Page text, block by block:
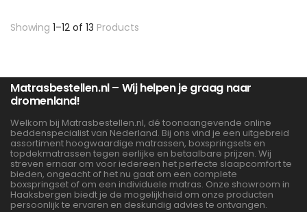
Showing 1–12 of 13 Products
Matrasbestellen.nl – Wij helpen je graag naar
dromenland!
Welkom bij Matrasbestellen.nl, dé toonaangevende online
beddenspecialist van Nederland. Bij ons vind je een uitgebreid
assortiment hoogwaardige matrassen, boxspringsets en
topdekmatrassen tegen eerlijke en betaalbare prijzen. Wij
streven ernaar om voor iedereen het perfecte slaapcomfort te
bieden, ongeacht of het nu gaat om een complete
boxspringset of om een individuele matras. Onze showroom in
Haaksbergen biedt je de mogelijkheid om onze producten
persoonlijk te ervaren en deskundig advies te ontvangen.